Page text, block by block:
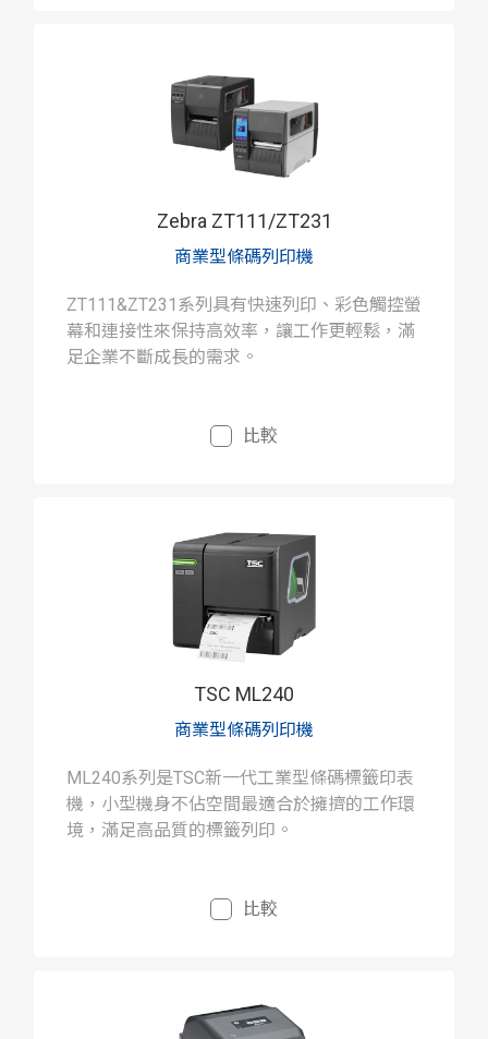
Zebra ZT111/ZT231
商業型條碼列印機
ZT111&ZT231系列具有快速列印、彩色觸控螢
幕和連接性來保持高效率，讓工作更輕鬆，滿
足企業不斷成長的需求。
比較
TSC ML240
商業型條碼列印機
ML240系列是TSC新一代工業型條碼標籤印表
機，小型機身不佔空間最適合於擁擠的工作環
境，滿足高品質的標籤列印。
比較